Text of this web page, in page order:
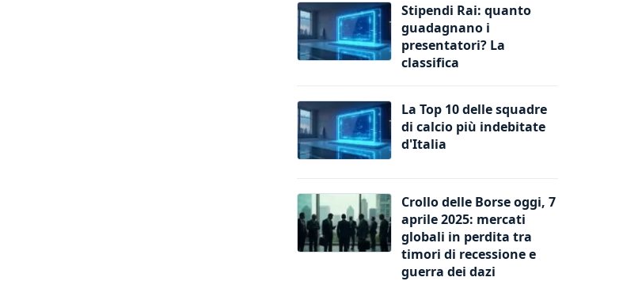
Stipendi Rai: quanto
guadagnano i
presentatori? La
classifica
La Top 10 delle squadre
di calcio più indebitate
d'Italia
Crollo delle Borse oggi, 7
aprile 2025: mercati
globali in perdita tra
timori di recessione e
guerra dei dazi